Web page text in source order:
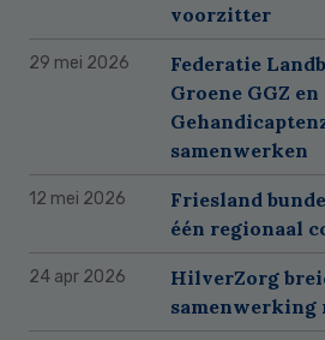
voorzitter
29 mei 2026
Federatie
Groene GGZ
samenwerken
12 mei 2026
Friesland
één regionaal
24 apr 2026
HilverZorg
samenwerking